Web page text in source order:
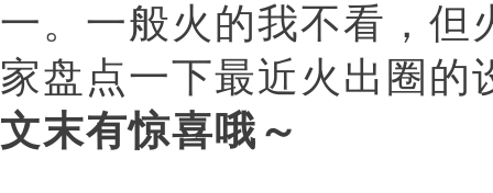
一。一般火的我不看，但
家盘点一下最近火出圈的
文末有惊喜哦～